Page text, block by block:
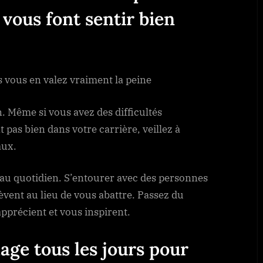
font sentir bien
en valez vraiment la peine
Même si vous avez des difficultés
pas bien dans votre carrière, veillez à
quotidien. S’entourer avec des personnes
au lieu de vous abattre. Passez du
et vous inspirent.
tous les jours pour